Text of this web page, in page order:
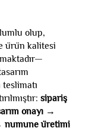
olup,
ürün kalitesi
teslimatı
sipariş
onayı →
numune üretimi